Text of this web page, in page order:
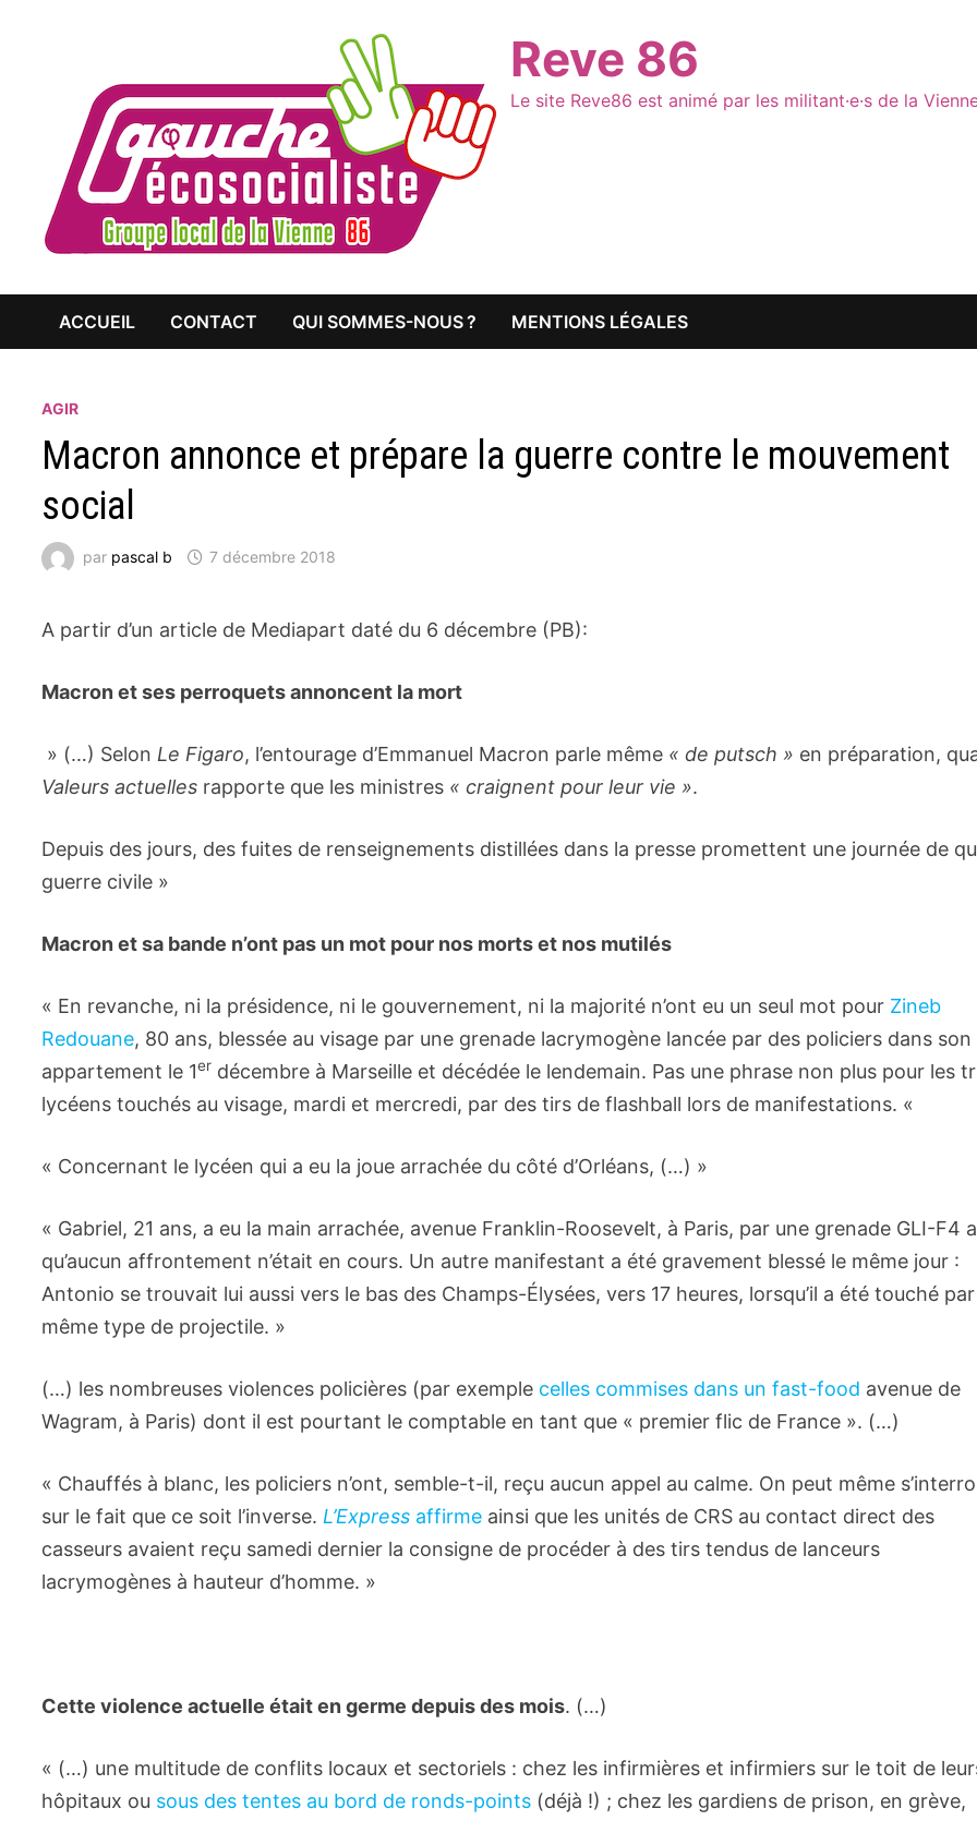
Reve 86
Le site Reve86 est animé par les militant·e·s de la
ACCUEIL CONTACT QUI SOMMES-NOUS ? MENTIONS LÉGALES
AGIR
Macron annonce et prépare la guerre contre le mouvement
social
par pascal b 7 décembre 2018
A partir d’un article de Mediapart daté du 6 décembre (PB):
Macron et ses perroquets annoncent la mort
» (…) Selon Le Figaro, l’entourage d’Emmanuel Macron parle même « de putsch » en préparation,
Valeurs actuelles rapporte que les ministres « craignent pour leur vie ».
Depuis des jours, des fuites de renseignements distillées dans la presse promettent une journée de
guerre civile »
Macron et sa bande n’ont pas un mot pour nos morts et nos mutilés
« En revanche, ni la présidence, ni le gouvernement, ni la majorité n’ont eu un seul mot pour Zineb
Redouane, 80 ans, blessée au visage par une grenade lacrymogène lancée par des policiers dans son
appartement le 1er décembre à Marseille et décédée le lendemain. Pas une phrase non plus pour les
lycéens touchés au visage, mardi et mercredi, par des tirs de flashball lors de manifestations. «
« Concernant le lycéen qui a eu la joue arrachée du côté d’Orléans, (…) »
« Gabriel, 21 ans, a eu la main arrachée, avenue Franklin-Roosevelt, à Paris, par une grenade GLI-F4
qu’aucun affrontement n’était en cours. Un autre manifestant a été gravement blessé le même jour :
Antonio se trouvait lui aussi vers le bas des Champs-Élysées, vers 17 heures, lorsqu’il a été touché
même type de projectile. »
(…) les nombreuses violences policières (par exemple celles commises dans un fast-food avenue de
Wagram, à Paris) dont il est pourtant le comptable en tant que « premier flic de France ». (…)
« Chauffés à blanc, les policiers n’ont, semble-t-il, reçu aucun appel au calme. On peut même
sur le fait que ce soit l’inverse. L’Express affirme ainsi que les unités de CRS au contact direct des
casseurs avaient reçu samedi dernier la consigne de procéder à des tirs tendus de lanceurs
lacrymogènes à hauteur d’homme. »
Cette violence actuelle était en germe depuis des mois. (…)
« (…) une multitude de conflits locaux et sectoriels : chez les infirmières et infirmiers sur le toit de
hôpitaux ou sous des tentes au bord de ronds-points (déjà !) ; chez les gardiens de prison, en grève,